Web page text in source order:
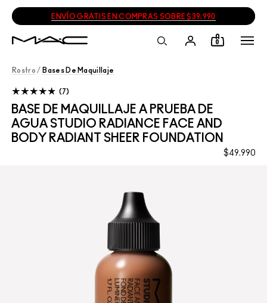
ENVÍO GRATIS EN COMPRAS SOBRE $39.990
0
Rostro / Bases De Maquillaje
BASE DE MAQUILLAJE A PRUEBA DE
AGUA STUDIO RADIANCE FACE AND
BODY RADIANT SHEER FOUNDATION
$49.990
7